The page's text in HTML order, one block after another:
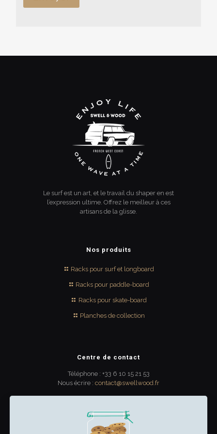
a
Le surf est un art, et le travail du shaper en est
l’expression ultime. Offrez le meilleur à ces
artisans de la glisse.
Nos produits
Racks pour surf et longboard
Racks pour paddle-board
Racks pour skate-board
Planches de collection
Centre de contact
Téléphone : +33 6 10 15 21 53
Nous écrire : contact@swellwood.fr
France